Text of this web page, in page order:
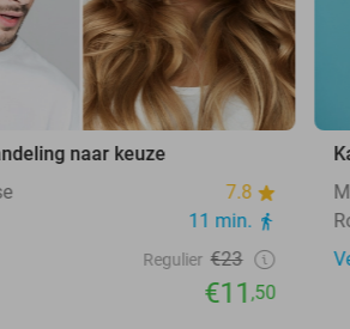
naar keuze
7.8
11 min.
Regulier €23
€11,50